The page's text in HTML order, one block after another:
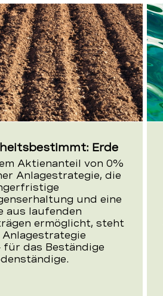
Erde
Aktienanteil von 0%
Anlagestrategie, die
und eine
aus laufenden
ermöglicht, steht
Anlagestrategie
für das Beständige